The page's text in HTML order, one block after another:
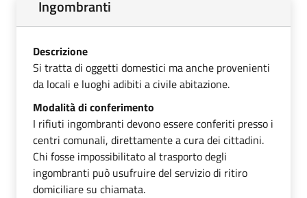
Ingombranti
Descrizione
Si tratta di oggetti domestici ma anche provenienti
da locali e luoghi adibiti a civile abitazione.
Modalità di conferimento
I rifiuti ingombranti devono essere conferiti presso i
centri comunali, direttamente a cura dei cittadini.
Chi fosse impossibilitato al trasporto degli
ingombranti può usufruire del servizio di ritiro
domiciliare su chiamata.